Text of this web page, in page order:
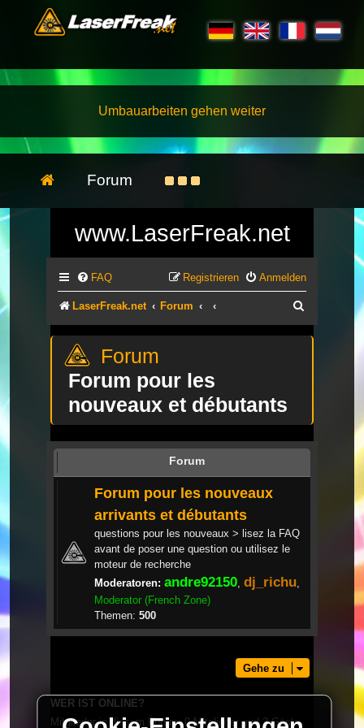
Umbauarbeiten gehen weiter
Forum
www.LaserFreak.net
FAQ Anmelden
Registrieren
LaserFreak.net Forum
Forum pour les
nouveaux et débutants
Forum
Forum pour les nouveaux
arrivants et débutants
questions pour les nouveaux > lisez la FAQ
avant de poser une question ou utilisez le
moteur de recherche
Moderatoren: andre92150 dj_richu
Moderator (French Zone)
Themen: 500
Gehe zu
WER IST ONLINE?
Mitglieder in diesem Forum: 0 Mitglieder und 2 Gäste